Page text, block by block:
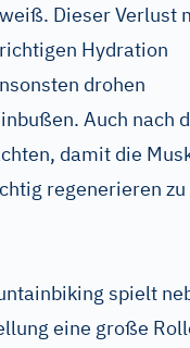
Dieser Verlust
Hydration
drohen
Auch nach
damit die
regenerieren zu
spielt
eine große